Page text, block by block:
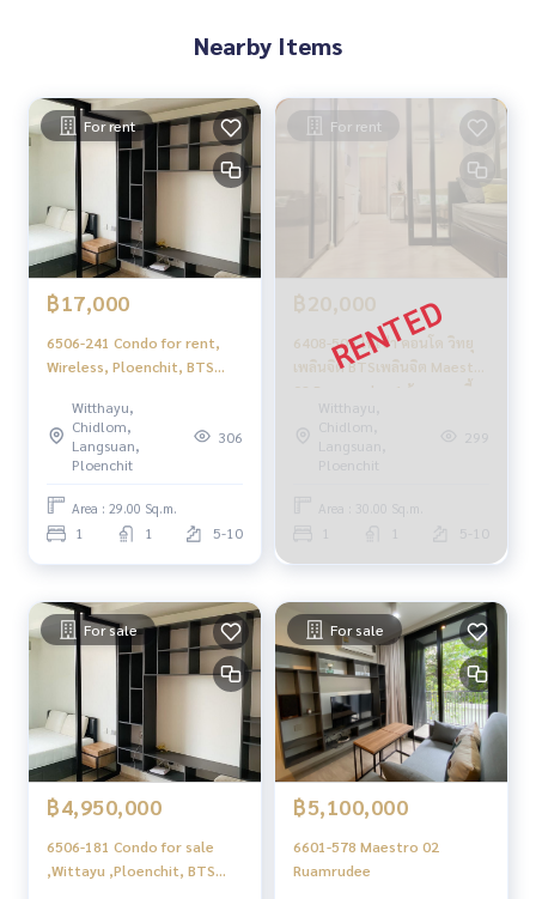
Nearby Items
For rent
฿17,000
6506-241 Condo for rent,
Wireless, Ploenchit, BTS
02 Ruamrudee, 1 bedroom.
Witthayu,
Chidlom,
Langsuan,
Ploenchit
306
Area : 29.00 Sq.m.
1 1 5-10
For rent
฿20,000
6408-509 ให้เช่า คอนโด วิทยุ
เพลินจิต BTSเพลินจิต Maestro
02 Ruamrudee 1ห้องนอน เลี้ยง
สัตว์ได้Witthayu,
Chidlom,
Langsuan,
Ploenchit
299
Area : 30.00 Sq.m.
5-10
For sale
฿4,950,000
6506-181 Condo for sale
,Wittayu ,Ploenchit, BTS
For sale
฿5,100,000
6601-578 Maestro 02
Ruamrudee